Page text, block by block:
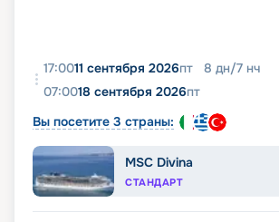
17:0011 сентября 2026пт 8 дн/7 нч
07:0018 сентября 2026пт
Вы посетите 3 страны:
MSC Divina
СТАНДАРТ